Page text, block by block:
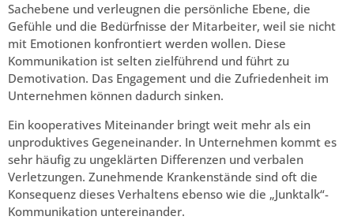
Sachebene und verleugnen die persönliche Ebene, die
Gefühle und die Bedürfnisse der Mitarbeiter, weil sie nicht
mit Emotionen konfrontiert werden wollen. Diese
Kommunikation ist selten zielführend und führt zu
Demotivation. Das Engagement und die Zufriedenheit im
Unternehmen können dadurch sinken.
Ein kooperatives Miteinander bringt weit mehr als ein
unproduktives Gegeneinander. In Unternehmen kommt es
sehr häufig zu ungeklärten Differenzen und verbalen
Verletzungen. Zunehmende Krankenstände sind oft die
Konsequenz dieses Verhaltens ebenso wie die „Junktalk“-
Kommunikation untereinander.